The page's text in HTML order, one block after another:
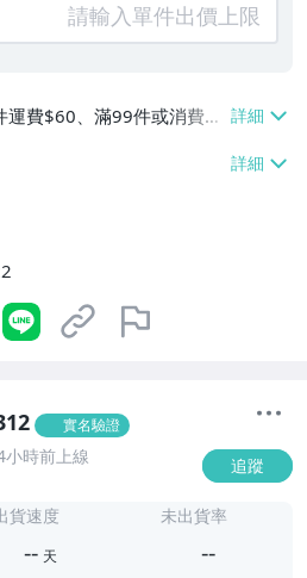
運費$60、滿99件或消費滿
實名驗證
小時前上線 追蹤
貨速度
-- 天
未出貨率
--